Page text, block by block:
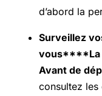
d’abord la
Surveillez
vous****La
Avant de
consultez les